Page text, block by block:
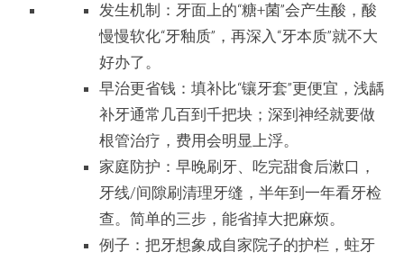
发生机制：牙面上的“糖+菌”会产生酸，酸
慢慢软化“牙釉质”，再深入“牙本质”就不大
好办了。
早治更省钱：填补比“镶牙套”更便宜，浅龋
补牙通常几百到千把块；深到神经就要做
根管治疗，费用会明显上浮。
家庭防护：早晚刷牙、吃完甜食后漱口，
牙线/间隙刷清理牙缝，半年到一年看牙检
查。简单的三步，能省掉大把麻烦。
例子：把牙想象成自家院子的护栏，蛀牙